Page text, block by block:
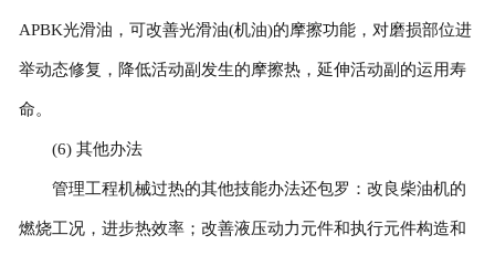
APBK光滑油，可改善光滑油(机油)的摩擦功能，对磨损部位进
举动态修复，降低活动副发生的摩擦热，延伸活动副的运用寿
命。
(6) 其他办法
管理工程机械过热的其他技能办法还包罗：改良柴油机的
燃烧工况，进步热效率；改善液压动力元件和执行元件构造和